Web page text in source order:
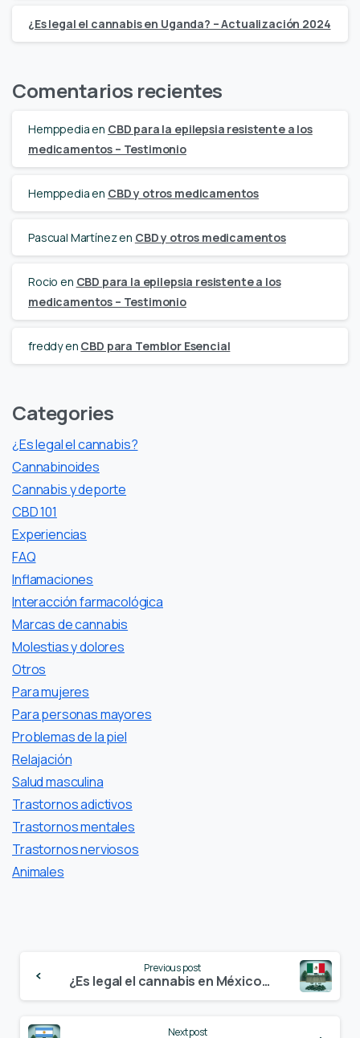
¿Es legal el cannabis en Uganda? – Actualización 2024
Comentarios recientes
Hemppediaen CBD para la epilepsia resistente a los
medicamentos – Testimonio
Hemppediaen CBD y otros medicamentos
Pascual Martínezen CBD y otros medicamentos
Rocio en CBD para la epilepsia resistente a los
medicamentos – Testimonio
freddyen CBD para Temblor Esencial
Categories
¿Es legal el cannabis?
Cannabinoides
Cannabis y deporte
CBD 101
Experiencias
FAQ
Inflamaciones
Interacción farmacológica
Marcas de cannabis
Molestias y dolores
Otros
Para mujeres
Para personas mayores
Problemas de la piel
Relajación
Salud masculina
Trastornos adictivos
Trastornos mentales
Trastornos nerviosos
Аnimales
Reading
Previous post
¿Es legal el cannabis en México? – Actualización 2024
Next post